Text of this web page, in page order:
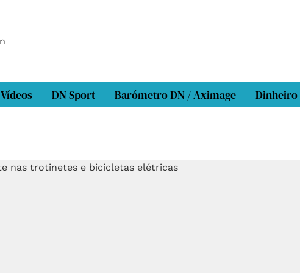
Vídeos DN Sport Barómetro DN / Aximage Dinheiro